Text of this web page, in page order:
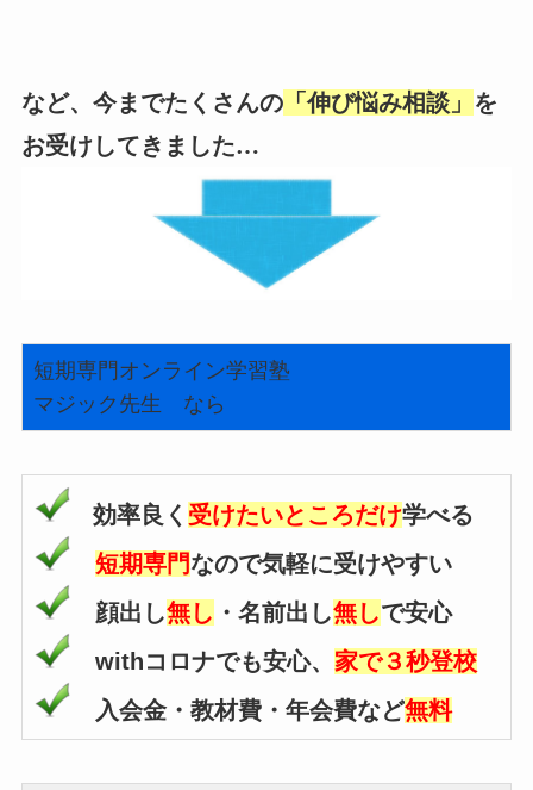
など、今までたくさんの「伸び悩み相談」 を
お受けしてきました…
短期専門オンライン学習塾
マジック先生 なら
効率良く 受けたいところだけ学べる
短期専門なので気軽に受けやすい
顔出し無し ・名前出し無しで安心
withコロナでも安心、 家で３秒登校
入会金・教材費・年会費など無料